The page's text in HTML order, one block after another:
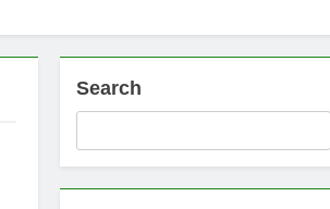
ಕಾರ್ಡ್‌ಗೆ ಎಷ್ಟು ಮೊಬೈಲ್ ನಂಬರ ಲಿಂಕ್ ಇದೆ ಗೊತ್ತಾ!
Search